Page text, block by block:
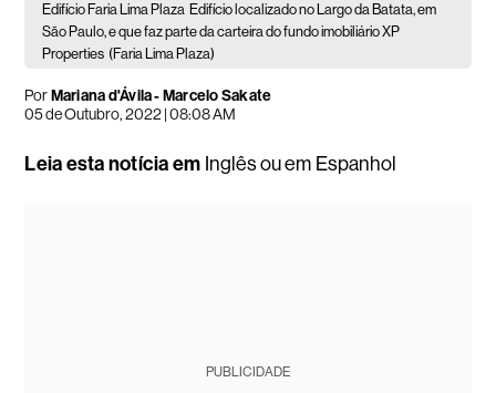
Edifício Faria Lima Plaza Edifício localizado no Largo da Batata, em
São Paulo, e que faz parte da carteira do fundo imobiliário XP
Properties (Faria Lima Plaza)
PorMariana d'Ávila-Marcelo Sakate
05 de Outubro, 2022 | 08:08 AM
Leia esta notícia em Inglêsou em Espanhol
PUBLICIDADE